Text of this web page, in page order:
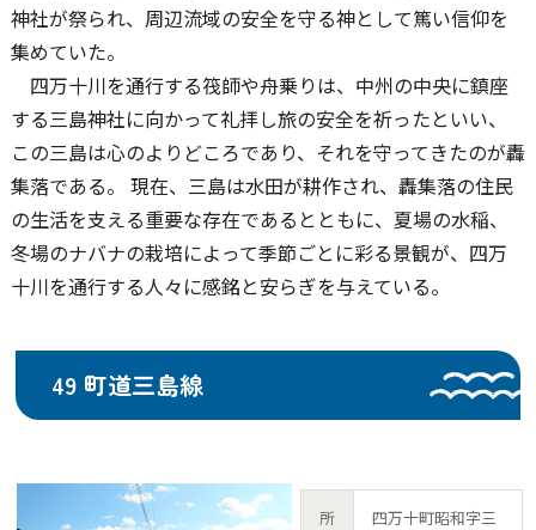
神社が祭られ、周辺流域の安全を守る神として篤い信仰を
集めていた。
四万十川を通行する筏師や舟乗りは、中州の中央に鎮座
する三島神社に向かって礼拝し旅の安全を祈ったといい、
この三島は心のよりどころであり、それを守ってきたのが轟
集落である。 現在、三島は水田が耕作され、轟集落の住民
の生活を支える重要な存在であるとともに、夏場の水稲、
冬場のナバナの栽培によって季節ごとに彩る景観が、四万
十川を通行する人々に感銘と安らぎを与えている。
49 町道三島線
所
四万十町昭和字三